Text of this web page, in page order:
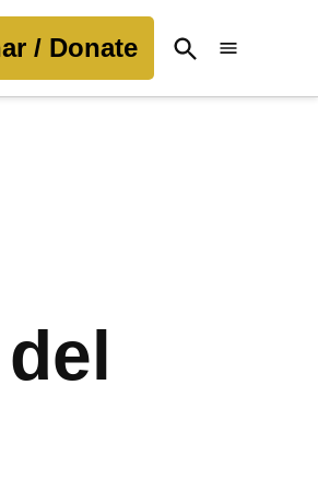
/ Donate
Open
Search